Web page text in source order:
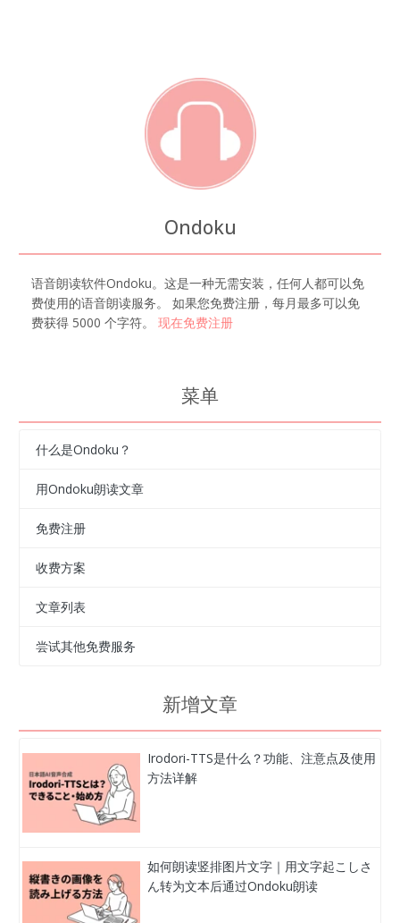
Ondoku
语音朗读软件Ondoku。这是一种无需安装，任何人都可以免
费使用的语音朗读服务。 如果您免费注册，每月最多可以免
费获得 5000 个字符。 现在免费注册
菜单
什么是Ondoku？
用Ondoku朗读文章
免费注册
收费方案
文章列表
尝试其他免费服务
新增文章
Irodori-TTS是什么？功能、注意点及使用
方法详解
如何朗读竖排图片文字｜用文字起こしさ
ん转为文本后通过Ondoku朗读